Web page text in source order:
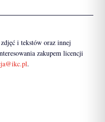
i tekstów oraz innej
zakupem licencji
.